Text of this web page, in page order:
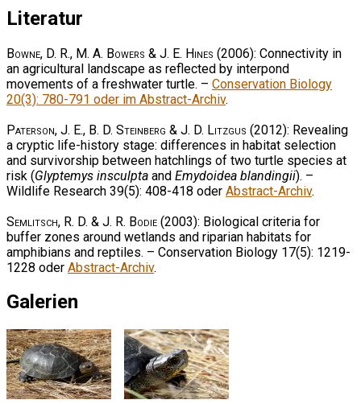
Literatur
Bowne, D. R., M. A. Bowers & J. E. Hines (2006): Connectivity in
an agricultural landscape as reflected by interpond
movements of a freshwater turtle. – Conservation Biology
20(3): 780-791 oder im Abstract-Archiv.
Paterson, J. E., B. D. Steinberg & J. D. Litzgus (2012): Revealing
a cryptic life-history stage: differences in habitat selection
and survivorship between hatchlings of two turtle species at
risk (Glyptemys insculpta and Emydoidea blandingii). –
Wildlife Research 39(5): 408-418 oder Abstract-Archiv.
Semlitsch, R. D. & J. R. Bodie (2003): Biological criteria for
buffer zones around wetlands and riparian habitats for
amphibians and reptiles. – Conservation Biology 17(5): 1219-
1228 oder Abstract-Archiv.
Galerien